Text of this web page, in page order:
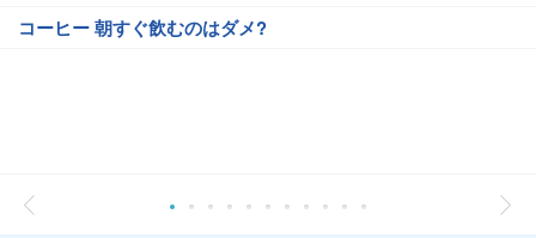
コーヒー 朝すぐ飲むのはダメ?